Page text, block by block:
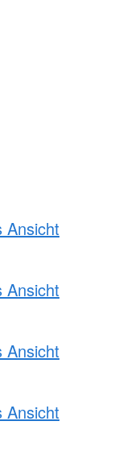
Ansicht
Ansicht
Ansicht
Ansicht